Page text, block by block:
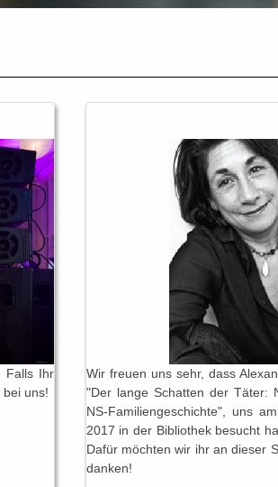
Falls Ihr
uns!
Wir freuen uns sehr, dass
"Der lange Schatten der Täter:
NS-Familiengeschichte", uns
2017 in der Bibliothek besucht
Dafür möchten wir ihr an dieser
danken!